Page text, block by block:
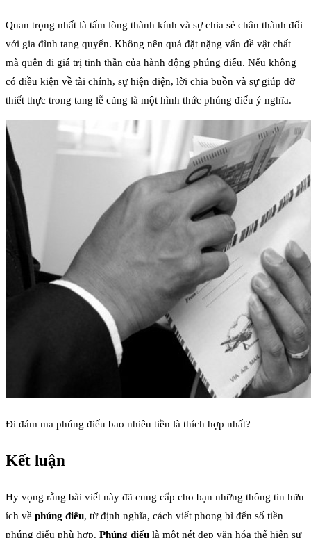
Quan trọng nhất là tấm lòng thành kính và sự chia sẻ chân thành đối
với gia đình tang quyến. Không nên quá đặt nặng vấn đề vật chất
mà quên đi giá trị tinh thần của hành động phúng điếu. Nếu không
có điều kiện về tài chính, sự hiện diện, lời chia buồn và sự giúp đỡ
thiết thực trong tang lễ cũng là một hình thức phúng điếu ý nghĩa.
Đi đám ma phúng điếu bao nhiêu tiền là thích hợp nhất?
Kết luận
Hy vọng rằng bài viết này đã cung cấp cho bạn những thông tin hữu
ích về phúng điếu, từ định nghĩa, cách viết phong bì đến số tiền
phúng điếu phù hợp. Phúng điếu là một nét đẹp văn hóa thể hiện sự